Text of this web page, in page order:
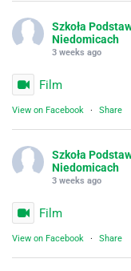
Szkoła
Niedomicach
3 weeks ago
Film
View on Facebook · Share
Szkoła
Niedomicach
3 weeks ago
Film
View on Facebook · Share